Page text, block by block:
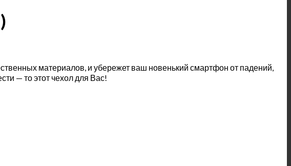
материалов, и убережет ваш новенький смартфон от падений,
— то этот чехол для Вас!